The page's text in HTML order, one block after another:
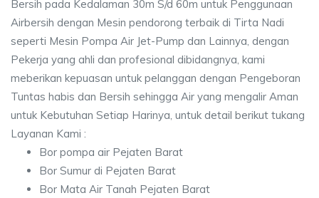
Bersih pada Kedalaman 30m S/d 60m untuk Penggunaan
Airbersih dengan Mesin pendorong terbaik di Tirta Nadi
seperti Mesin Pompa Air Jet-Pump dan Lainnya, dengan
Pekerja yang ahli dan profesional dibidangnya, kami
meberikan kepuasan untuk pelanggan dengan Pengeboran
Tuntas habis dan Bersih sehingga Air yang mengalir Aman
untuk Kebutuhan Setiap Harinya, untuk detail berikut tukang
Layanan Kami :
Bor pompa air Pejaten Barat
Bor Sumur di Pejaten Barat
Bor Mata Air Tanah Pejaten Barat